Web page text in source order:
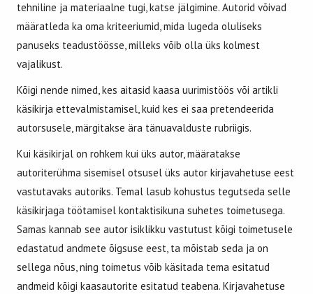
tehniline ja materiaalne tugi, katse jälgimine. Autorid võivad
määratleda ka oma kriteeriumid, mida lugeda oluliseks
panuseks teadustöösse, milleks võib olla üks kolmest
vajalikust.
Kõigi nende nimed, kes aitasid kaasa uurimistöös või artikli
käsikirja ettevalmistamisel, kuid kes ei saa pretendeerida
autorsusele, märgitakse ära tänuavalduste rubriigis.
Kui käsikirjal on rohkem kui üks autor, määratakse
autoriterühma sisemisel otsusel üks autor kirjavahetuse eest
vastutavaks autoriks. Temal lasub kohustus tegutseda selle
käsikirjaga töötamisel kontaktisikuna suhetes toimetusega.
Samas kannab see autor isiklikku vastutust kõigi toimetusele
edastatud andmete õigsuse eest, ta mõistab seda ja on
sellega nõus, ning toimetus võib käsitada tema esitatud
andmeid kõigi kaasautorite esitatud teabena. Kirjavahetuse